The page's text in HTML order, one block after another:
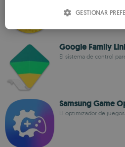
Google Family
El sistema de control
Samsung Game
El optimizador de
GESTIONAR